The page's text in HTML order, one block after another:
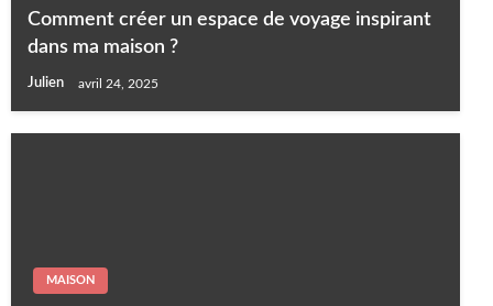
Comment créer un espace de voyage inspirant
dans ma maison ?
Julien avril 24, 2025
MAISON